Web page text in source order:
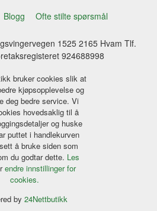
Blogg Ofte stilte spørsmål
1525 2165 Hvam Tlf.
924688998
bruker cookies slik at
kjøpsopplevelse og
deg bedre service. Vi
hovedsaklig til å
og huske
puttet i handlekurven
å bruke siden som
du godtar dette. Les
endre innstillinger for
cookies.
by 24Nettbutikk